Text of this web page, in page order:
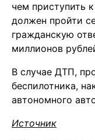
чем приступить
должен пройти
гражданскую
миллионов
В случае ДТП,
беспилотника,
автономного
Источник